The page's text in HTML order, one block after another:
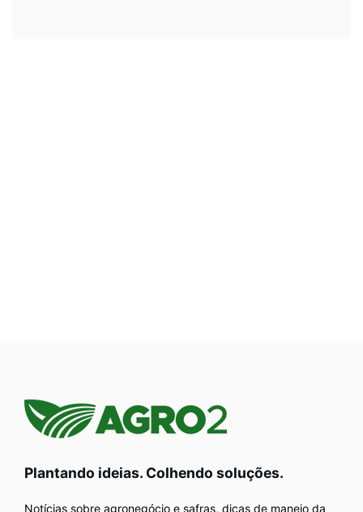
Plantando ideias. Colhendo soluções.
Notícias sobre agronegócio e safras, dicas de manejo da